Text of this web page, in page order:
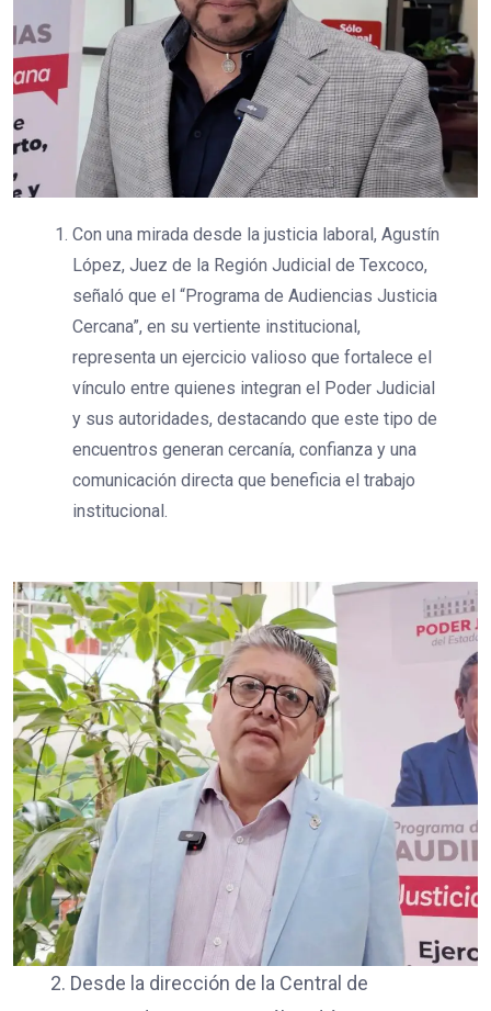
Con una mirada desde la justicia laboral, Agustín
López, Juez de la Región Judicial de Texcoco,
señaló que el “Programa de Audiencias Justicia
Cercana”, en su vertiente institucional,
representa un ejercicio valioso que fortalece el
vínculo entre quienes integran el Poder Judicial
y sus autoridades, destacando que este tipo de
encuentros generan cercanía, confianza y una
comunicación directa que beneficia el trabajo
institucional.
2. Desde la dirección de la Central de